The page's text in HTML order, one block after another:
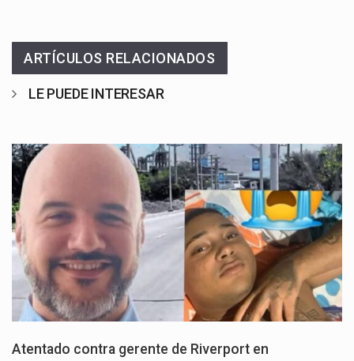
ARTÍCULOS RELACIONADOS
LE PUEDE INTERESAR
Atentado contra gerente de Riverport en